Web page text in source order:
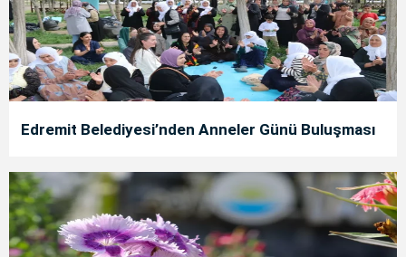
Edremit Belediyesi’nden Anneler Günü Buluşması